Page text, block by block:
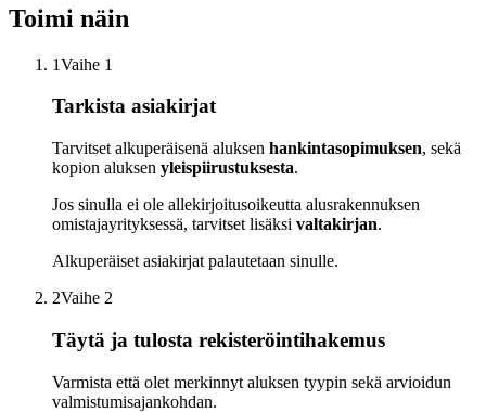
Toimi näin
1Vaihe 1
Tarkista asiakirjat
Tarvitset alkuperäisenä aluksen hankintasopimuksen, sekä
kopion aluksen yleispiirustuksesta.
Jos sinulla ei ole allekirjoitusoikeutta alusrakennuksen
omistajayrityksessä, tarvitset lisäksi valtakirjan.
Alkuperäiset asiakirjat palautetaan sinulle.
2Vaihe 2
Täytä ja tulosta rekisteröintihakemus
Varmista että olet merkinnyt aluksen tyypin sekä arvioidun
valmistumisajankohdan.